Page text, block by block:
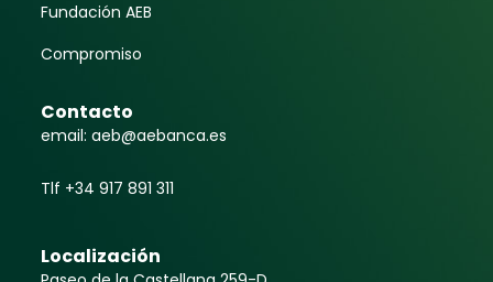
Fundación AEB
Compromiso
Contacto
email: aeb@aebanca.es
Tlf +34 917 891 311
Localización